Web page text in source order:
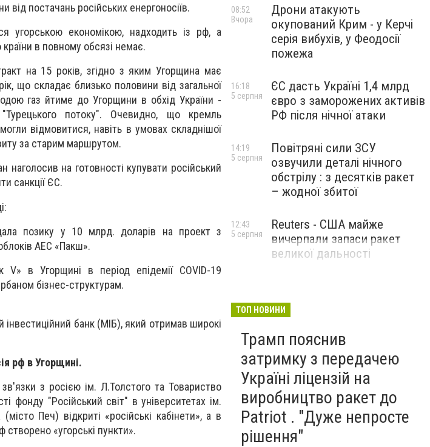
постачань російських енергоносіїв.
угорською економікою, надходить із рф, а
країни в повному обсязі немає.
на 15 років, згідно з яким Угорщина має
що складає близько половини від загальної
газ йтиме до Угорщини в обхід України -
потоку". Очевидно, що кремль
відмовитися, навіть в умовах складнішої
за старим маршрутом.
на готовності купувати російський
санкції ЄС.
позику у 10 млрд. доларів на проект з
АЕС «Пакш».
V» в Угорщині в період епідемії COVID-19
бізнес-структурам.
банк (МІБ), який отримав широкі
рф в Угорщині.
з росією ім. Л.Толстого та Товариство
фонду "Російський світ" в університетах ім.
Печ) відкриті «російські кабінети», а в
створено «угорські пункти».
Дрони атакують
окупований Крим - у Керчі
серія вибухів, у Феодосії
пожежа
08:52
Вчора
ЄС дасть Україні 1,4 млрд
євро з заморожених активів
РФ після нічної атаки
16:18
5 серпня
Повітряні сили ЗСУ
озвучили деталі нічного
обстрілу : з десятків ракет
– жодної збитої
14:19
5 серпня
Reuters - США майже
вичерпали запаси ракет
великої дальності
12:43
5 серпня
ТОП НОВИНИ
Трамп пояснив
затримку з передачею
Україні ліцензій на
виробництво ракет до
Patriot . "Дуже непросте
рішення"